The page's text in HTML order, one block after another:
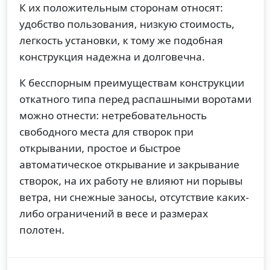
К их положительным сторонам относят:
удобство пользования, низкую стоимость,
легкость установки, к тому же подобная
конструкция надежна и долговечна.
К бесспорным преимуществам конструкции
откатного типа перед распашными воротами
можно отнести: нетребовательность
свободного места для створок при
открывании, простое и быстрое
автоматическое открывание и закрывание
створок, на их работу не влияют ни порывы
ветра, ни снежные заносы, отсутствие каких-
либо ограничений в весе и размерах
полотен.